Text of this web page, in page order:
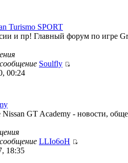
Turismo SPORT
и пр! Главный форум по игре
Soulfly
00:24
GT Academy - новости,
LLIo6oH
18:35